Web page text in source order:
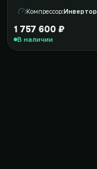
Компрессор Инвертор
1 757 600 ₽
В наличии